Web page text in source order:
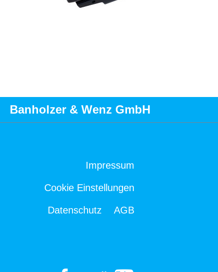
Banholzer & Wenz GmbH
Impressum
Cookie Einstellungen
Datenschutz AGB